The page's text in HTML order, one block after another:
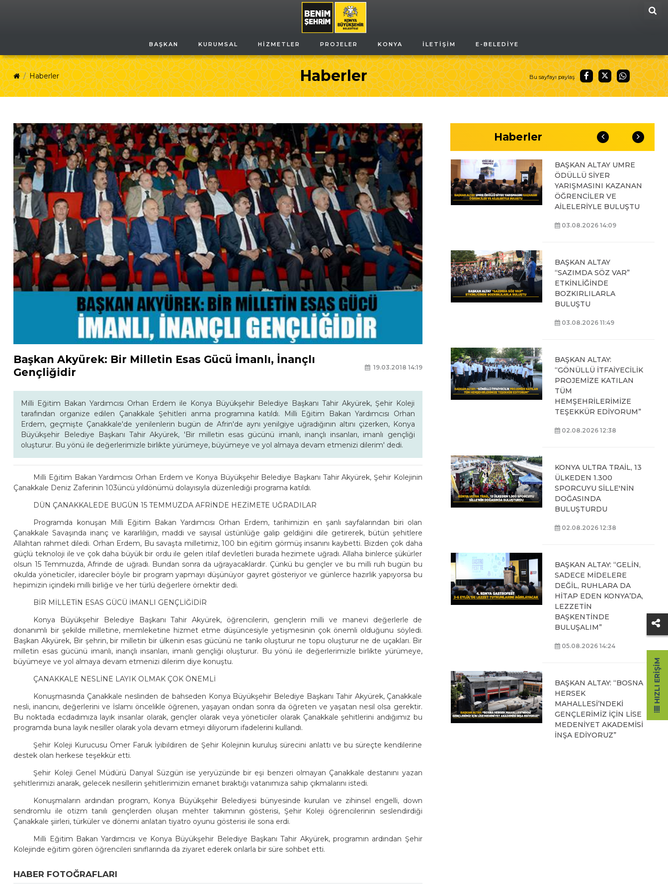
BAŞKAN KURUMSAL HIZMETLER PROJELER KONYA İLETIŞIM E-BELEDIYE
Haberler
Haberler Bu sayfayı paylaş
Başkan Akyürek: Bir Milletin Esas Gücü İmanlı, İnançlı
Gençliğidir
19.03.2018 14:19
Milli Eğitim Bakan Yardımcısı Orhan Erdem ile Konya Büyükşehir Belediye Başkanı Tahir Akyürek, Şehir Koleji
tarafından organize edilen Çanakkale Şehitleri anma programına katıldı. Milli Eğitim Bakan Yardımcısı Orhan
Erdem, geçmişte Çanakkale'de yenilenlerin bugün de Afrin'de aynı yenilgiye uğradığının altını çizerken, Konya
Büyükşehir Belediye Başkanı Tahir Akyürek, 'Bir milletin esas gücünü imanlı, inançlı insanları, imanlı gençliği
oluşturur. Bu yönü ile değerlerimizle birlikte yürümeye, büyümeye ve yol almaya devam etmenizi dilerim' dedi.
Milli Eğitim Bakan Yardımcısı Orhan Erdem ve Konya Büyükşehir Belediye Başkanı Tahir Akyürek, Şehir Kolejinin
Çanakkale Deniz Zaferinin 103üncü yıldönümü dolayısıyla düzenlediği programa katıldı.
DÜN ÇANAKKALEDE BUGÜN 15 TEMMUZDA AFRİNDE HEZİMETE UĞRADILAR
Programda konuşan Milli Eğitim Bakan Yardımcısı Orhan Erdem, tarihimizin en şanlı sayfalarından biri olan
Çanakkale Savaşında inanç ve kararlılığın, maddi ve sayısal üstünlüğe galip geldiğini dile getirerek, bütün şehitlere
Allahtan rahmet diledi. Orhan Erdem, Bu savaşta milletimiz, 100 bin eğitim görmüş insanını kaybetti. Bizden çok daha
güçlü teknoloji ile ve çok daha büyük bir ordu ile gelen itilaf devletleri burada hezimete uğradı. Allaha binlerce şükürler
olsun 15 Temmuzda, Afrinde de uğradı. Bundan sonra da uğrayacaklardır. Çünkü bu gençler ve bu milli ruh bugün bu
okulda yöneticiler, idareciler böyle bir program yapmayı düşünüyor gayret gösteriyor ve günlerce hazırlık yapıyorsa bu
hepimizin içindeki milli birliğe ve her türlü değerlere örnektir dedi.
BİR MİLLETİN ESAS GÜCÜ İMANLI GENÇLİĞİDİR
Konya Büyükşehir Belediye Başkanı Tahir Akyürek, öğrencilerin, gençlerin milli ve manevi değerlerle de
donanımlı bir şekilde milletine, memleketine hizmet etme düşüncesiyle yetişmesinin çok önemli olduğunu söyledi.
Başkan Akyürek, Bir şehrin, bir milletin bir ülkenin esas gücünü ne tankı oluşturur ne topu oluşturur ne de uçakları. Bir
milletin esas gücünü imanlı, inançlı insanları, imanlı gençliği oluşturur. Bu yönü ile değerlerimizle birlikte yürümeye,
büyümeye ve yol almaya devam etmenizi dilerim diye konuştu.
ÇANAKKALE NESLİNE LAYIK OLMAK ÇOK ÖNEMLİ
Konuşmasında Çanakkale neslinden de bahseden Konya Büyükşehir Belediye Başkanı Tahir Akyürek, Çanakkale
nesli, inancını, değerlerini ve İslamı öncelikle öğrenen, yaşayan ondan sonra da öğreten ve yaşatan nesil olsa gerektir.
Bu noktada ecdadımıza layık insanlar olarak, gençler olarak veya yöneticiler olarak Çanakkale şehitlerini andığımız bu
programda buna layık nesiller olarak yola devam etmeyi diliyorum ifadelerini kullandı.
Şehir Koleji Kurucusu Ömer Faruk İyibildiren de Şehir Kolejinin kuruluş sürecini anlattı ve bu süreçte kendilerine
destek olan herkese teşekkür etti.
Şehir Koleji Genel Müdürü Danyal Süzgün ise yeryüzünde bir eşi benzeri olmayan Çanakkale destanını yazan
şehitlerimizi anarak, gelecek nesillerin şehitlerimizin emanet bıraktığı vatanımıza sahip çıkmalarını istedi.
Konuşmaların ardından program, Konya Büyükşehir Belediyesi bünyesinde kurulan ve zihinsel engelli, down
sendromlu ile otizm tanılı gençlerden oluşan mehter takımının gösterisi, Şehir Koleji öğrencilerinin seslendirdiği
Çanakkale şiirleri, türküler ve dönemi anlatan tiyatro oyunu gösterisi ile sona erdi.
Milli Eğitim Bakan Yardımcısı ve Konya Büyükşehir Belediye Başkanı Tahir Akyürek, programın ardından Şehir
Kolejinde eğitim gören öğrencileri sınıflarında da ziyaret ederek onlarla bir süre sohbet etti.
HABER FOTOĞRAFLARI
Haberler
UMRESİ” İKİNCİ
KAFİLESİNİN KURA
ÇEKİLİŞİNE KATILARAK
KONYALILARIN
HEYECANINA ORTAK
BAŞKAN ALTAY UMRE
ÖDÜLLÜ SİYER
YARIŞMASINI KAZANAN
ÖĞRENCİLER VE
AİLELERİYLE BULUŞTU
03.08.2026 14:09
BAŞKAN ALTAY
“SAZIMDA SÖZ VAR”
ETKİNLİĞİNDE
BOZKIRLILARLA
BULUŞTU
03.08.2026 11:49
BAŞKAN ALTAY:
“GÖNÜLLÜ İTFAİYECİLİK
PROJEMİZE KATILAN
TÜM
HEMŞEHRİLERİMİZE
TEŞEKKÜR EDİYORUM”
02.08.2026 12:38
KONYA ULTRA TRAİL, 13
ÜLKEDEN 1.300
SPORCUYU SİLLE'NİN
DOĞASINDA
BULUŞTURDU
02.08.2026 12:38
BAŞKAN ALTAY: “GELİN,
SADECE MİDELERE
DEĞİL, RUHLARA DA
HİTAP EDEN KONYA’DA,
LEZZETİN
BAŞKENTİNDE
BULUŞALIM”
05.08.2026 14:24
BAŞKAN ALTAY: “BOSNA
HERSEK
MAHALLESİ’NDEKİ
GENÇLERİMİZ İÇİN LİSE
MEDENİYET AKADEMİSİ
İNŞA EDİYORUZ”
HIZLI ERIŞIM